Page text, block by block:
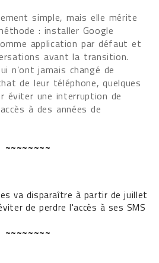
simple, mais elle mérite
: installer Google
application par défaut et
avant la transition.
n’ont jamais changé de
de leur téléphone, quelques
éviter une interruption de
à des années de
~~~~~~~~
va disparaître à partir de juillet
de perdre l'accès à ses SMS
~~~~~~~~